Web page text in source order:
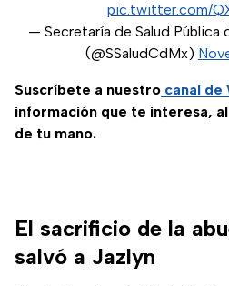
pic.twitter.com/
— Secretaría de Salud Pública
(@SSaludCdMx)
Suscríbete a nuestro canal de
información que te interesa,
de tu mano.
El sacrificio de la
salvó a Jazlyn